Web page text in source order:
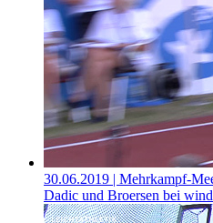
30.06.2019 | Mehrkampf-
Dadic und Broersen bei